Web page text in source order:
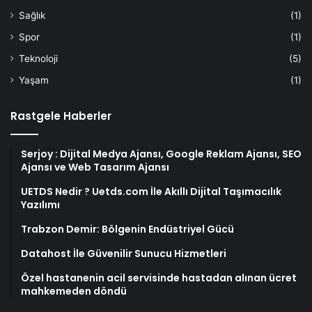
Sağlık
(1)
Spor
(1)
Teknoloji
(5)
Yaşam
(1)
Rastgele Haberler
Serjoy : Dijital Medya Ajansı, Google Reklam Ajansı, SEO
Ajansı ve Web Tasarım Ajansı
UETDS Nedir ? Uetds.com İle Akıllı Dijital Taşımacılık
Yazılımı
Trabzon Demir: Bölgenin Endüstriyel Gücü
Datahost İle Güvenilir Sunucu Hizmetleri
Özel hastanenin acil servisinde hastadan alınan ücret
mahkemeden döndü